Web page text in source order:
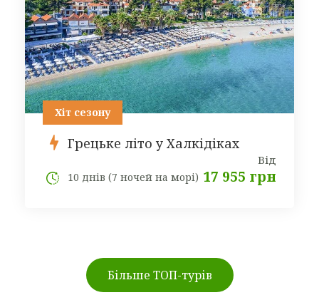
Хіт сезону
Грецьке літо у Халкідіках
Від
17 955 грн
10 днів (7 ночей на морі)
Більше ТОП-турів